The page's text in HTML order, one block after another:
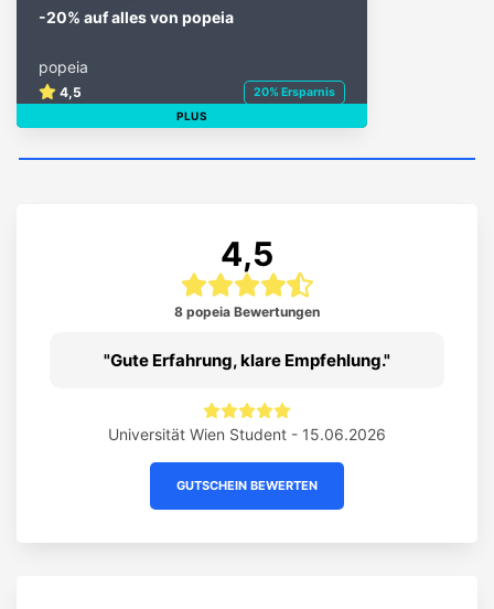
-20% auf alles von popeia
popeia
4,5 20% Ersparnis
STUDENT BRAND
PLUS
4,5
8 popeia Bewertungen
Gute Erfahrung, klare Empfehlung.
Universität Wien Student - 15.06.2026
GUTSCHEIN BEWERTEN